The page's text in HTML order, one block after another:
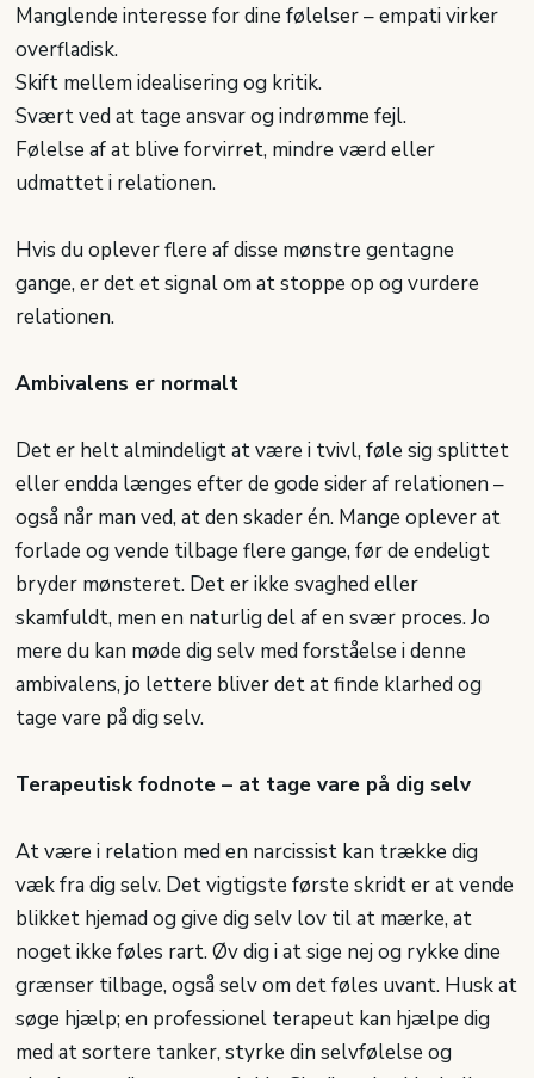
Manglende interesse for dine følelser – empati virker
overfladisk.
Skift mellem idealisering og kritik.
Svært ved at tage ansvar og indrømme fejl.
Følelse af at blive forvirret, mindre værd eller
udmattet i relationen.
Hvis du oplever flere af disse mønstre gentagne
gange, er det et signal om at stoppe op og vurdere
relationen.
Ambivalens er normalt
Det er helt almindeligt at være i tvivl, føle sig splittet
eller endda længes efter de gode sider af relationen –
også når man ved, at den skader én. Mange oplever at
forlade og vende tilbage flere gange, før de endeligt
bryder mønsteret. Det er ikke svaghed eller
skamfuldt, men en naturlig del af en svær proces. Jo
mere du kan møde dig selv med forståelse i denne
ambivalens, jo lettere bliver det at finde klarhed og
tage vare på dig selv.
Terapeutisk fodnote – at tage vare på dig selv
At være i relation med en narcissist kan trække dig
væk fra dig selv. Det vigtigste første skridt er at vende
blikket hjemad og give dig selv lov til at mærke, at
noget ikke føles rart. Øv dig i at sige nej og rykke dine
grænser tilbage, også selv om det føles uvant. Husk at
søge hjælp; en professionel terapeut kan hjælpe dig
med at sortere tanker, styrke din selvfølelse og